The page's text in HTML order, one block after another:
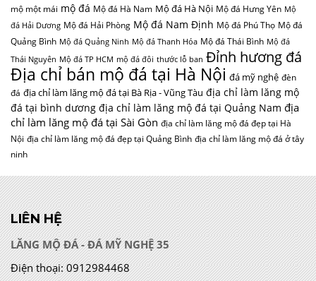
mộ một mái mộ đá Mộ đá Hà Nam Mộ đá Hà Nội Mộ đá Hưng Yên Mộ
đá Hải Dương Mộ đá Hải Phòng Mộ đá Nam Định Mộ đá Phú Thọ Mộ đá
Quảng Bình Mộ đá Quảng Ninh Mộ đá Thanh Hóa Mộ đá Thái Bình Mộ đá
Thái Nguyên Mộ đá TP HCM mộ đá đôi thước lỗ ban Đỉnh hương đá
Địa chỉ bán mộ đá tại Hà Nội đá mỹ nghệ đèn
đá địa chỉ làm lăng mộ đá tại Bà Rịa - Vũng Tàu địa chỉ làm lăng mộ
đá tại bình dương địa chỉ làm lăng mộ đá tại Quảng Nam địa
chỉ làm lăng mộ đá tại Sài Gòn địa chỉ làm lăng mộ đá đẹp tại Hà
Nội địa chỉ làm lăng mộ đá đẹp tại Quảng Bình địa chỉ làm lăng mộ đá ở tây
ninh
LIÊN HỆ
LĂNG MỘ ĐÁ - ĐÁ MỸ NGHỆ 35
Điện thoại: 0912984468